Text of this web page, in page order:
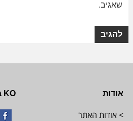
שאגיב.
אודות
> אודות האתר
KO ברשת